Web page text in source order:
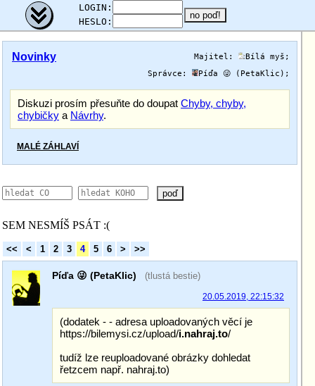
LOGIN:
HESLO:
Novinky Majitel: Bílá myš ;
Správce:
Píďa 😜 (PetaKlic) ;
Diskuzi prosím přesuňte do doupat Chyby, chyby,
chybičky a Návrhy.
MALÉ ZÁHLAVÍ
poď
SEM NESMÍŠ PSÁT :(
<< < 1 2 3 4 5 6 > >>
Píďa 😜 (PetaKlic) (tlustá bestie)
20.05.2019, 22:15:32
(dodatek - - adresa uploadovaných věcí je
https://bilemysi.cz/upload/i.nahraj.to/
tudíž lze reuploadované obrázky dohledat
řetzcem např. nahraj.to)